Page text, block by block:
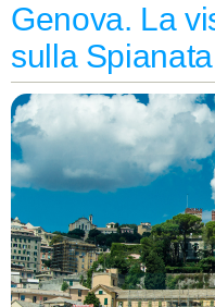
Genova. La
sulla